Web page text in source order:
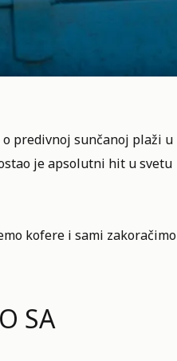
predivnoj sunčanoj plaži u
je apsolutni hit u svetu
kofere i sami
SA